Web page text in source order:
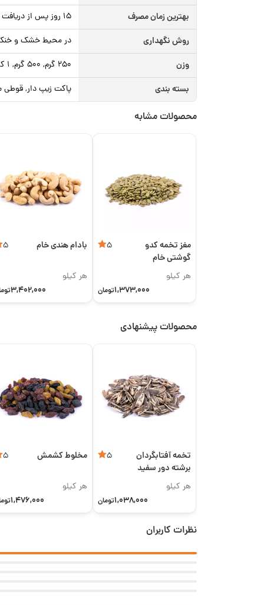
بهترین زمان مصرف 15 روز پس از دریافت محصول
روش نگهداری در محیط خشک و خنک،
وزن 250 گرم, 500 گرم, 1 کیلوگرم, 5 کیلوگرم
بسته بندی پاکت زیپ دار, قوطی
محصولات مشابه
مغز تخمه کدو
گوشتی خام
5
هر کیلو
1,373,000تومان
بادام هندی خام 5
هر کیلو
3,402,000
محصولات پیشنهادی
تخمه آفتابگردان
برشته دور سفید
اعلی
5
هر کیلو
1,038,000تومان
مخلوط کشمش 5
هر کیلو
1,476,000
نظرات کاربران